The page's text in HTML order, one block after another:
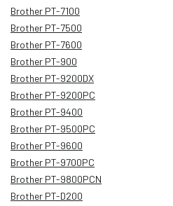
Brother PT-7100
Brother PT-7500
Brother PT-7600
Brother PT-900
Brother PT-9200DX
Brother PT-9200PC
Brother PT-9400
Brother PT-9500PC
Brother PT-9600
Brother PT-9700PC
Brother PT-9800PCN
Brother PT-D200